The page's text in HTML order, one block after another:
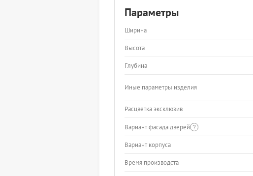
Параметры
Ширина
Высота
Глубина
Иные параметры изделия
Расцветка эксклюзив
Вариант фасада дверей
Вариант корпуса
Время производста